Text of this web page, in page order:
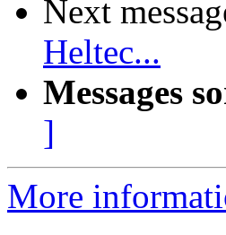
Next
Heltec...
Messages
]
More